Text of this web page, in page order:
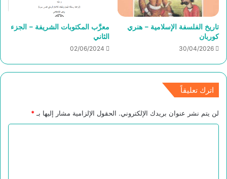
تاريخ الفلسفة الإسلامية – هنري
كوربان
30/04/2026
معرَّب المكتوبات الشريفة – الجزء
الثاني
02/06/2024
اترك تعليقاً
لن يتم نشر عنوان بريدك الإلكتروني. الحقول الإلزامية مشار إليها بـ*